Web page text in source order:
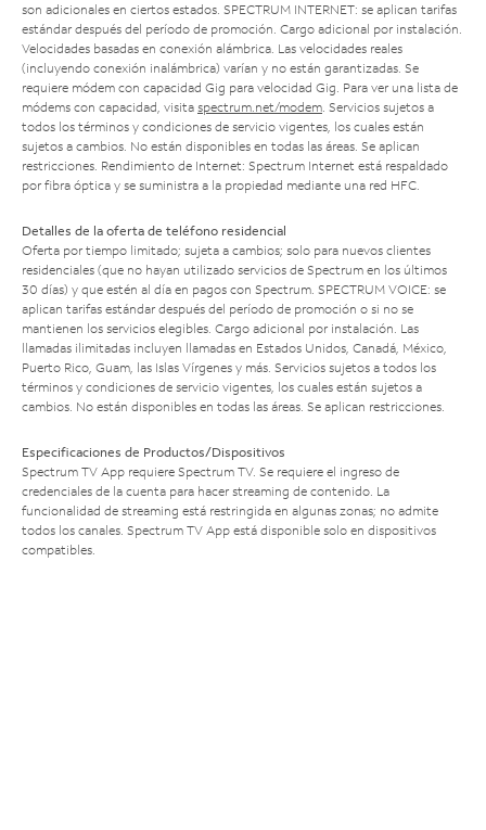
son adicionales en ciertos estados. SPECTRUM INTERNET: se aplican tarifas
estándar después del período de promoción. Cargo adicional por instalación.
Velocidades basadas en conexión alámbrica. Las velocidades reales
(incluyendo conexión inalámbrica) varían y no están garantizadas. Se
requiere módem con capacidad Gig para velocidad Gig. Para ver una lista de
módems con capacidad, visita spectrum.net/modem. Servicios sujetos a
todos los términos y condiciones de servicio vigentes, los cuales están
sujetos a cambios. No están disponibles en todas las áreas. Se aplican
restricciones. Rendimiento de Internet: Spectrum Internet está respaldado
por fibra óptica y se suministra a la propiedad mediante una red HFC.
Detalles de la oferta de teléfono residencial
Oferta por tiempo limitado; sujeta a cambios; solo para nuevos clientes
residenciales (que no hayan utilizado servicios de Spectrum en los últimos
30 días) y que estén al día en pagos con Spectrum. SPECTRUM VOICE: se
aplican tarifas estándar después del período de promoción o si no se
mantienen los servicios elegibles. Cargo adicional por instalación. Las
llamadas ilimitadas incluyen llamadas en Estados Unidos, Canadá, México,
Puerto Rico, Guam, las Islas Vírgenes y más. Servicios sujetos a todos los
términos y condiciones de servicio vigentes, los cuales están sujetos a
cambios. No están disponibles en todas las áreas. Se aplican restricciones.
Especificaciones de Productos/Dispositivos
Spectrum TV App requiere Spectrum TV. Se requiere el ingreso de
credenciales de la cuenta para hacer streaming de contenido. La
funcionalidad de streaming está restringida en algunas zonas; no admite
todos los canales. Spectrum TV App está disponible solo en dispositivos
compatibles.